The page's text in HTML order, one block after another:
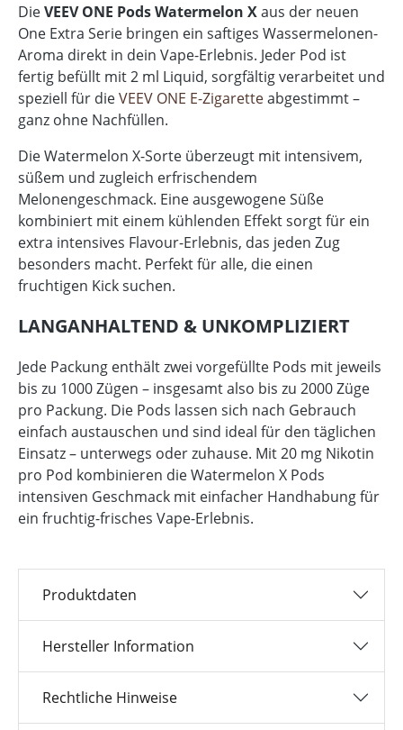
DieVEEV ONE Pods Watermelon Xaus der neuen
One Extra Serie bringen ein saftiges Wassermelonen-
Aroma direkt in dein Vape-Erlebnis. Jeder Pod ist
fertig befüllt mit 2 ml Liquid, sorgfältig verarbeitet und
speziell für dieVEEV ONE E-Zigaretteabgestimmt –
ganz ohne Nachfüllen.
Die Watermelon X-Sorte überzeugt mit intensivem,
süßem und zugleich erfrischendem
Melonengeschmack. Eine ausgewogene Süße
kombiniert mit einem kühlenden Effekt sorgt für ein
extra intensives Flavour-Erlebnis, das jeden Zug
besonders macht. Perfekt für alle, die einen
fruchtigen Kick suchen.
LANGANHALTEND & UNKOMPLIZIERT
Jede Packung enthält zwei vorgefüllte Pods mit jeweils
bis zu 1000 Zügen – insgesamt also bis zu 2000 Züge
pro Packung. Die Pods lassen sich nach Gebrauch
einfach austauschen und sind ideal für den täglichen
Einsatz – unterwegs oder zuhause. Mit 20 mg Nikotin
pro Pod kombinieren die Watermelon X Pods
intensiven Geschmack mit einfacher Handhabung für
ein fruchtig-frisches Vape-Erlebnis.
Produktdaten
Hersteller Information
Rechtliche Hinweise